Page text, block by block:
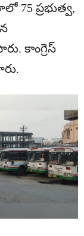
75 ప్రభుత్వ,
కాంగ్రెస్